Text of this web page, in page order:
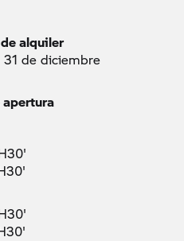
alquiler
31 de diciembre